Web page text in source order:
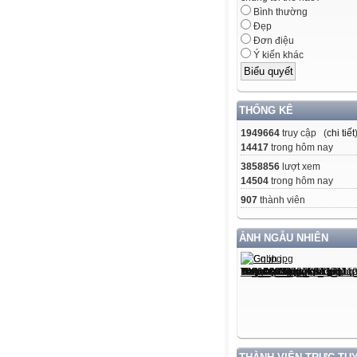
Bình thường
Đẹp
Đơn điệu
Ý kiến khác
THỐNG KÊ
1949664 truy cập (chi tiết)
14417 trong hôm nay
3858856 lượt xem
14504 trong hôm nay
907 thành viên
ẢNH NGẪU NHIÊN